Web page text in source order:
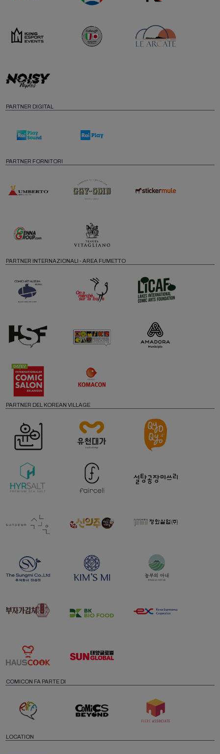
PARTNER DIGITAL
PARTNER FORNITORI
PARTNER INTERNAZIONALI - AREA FUMETTO
PARTNER DEL KOREAN VILLAGE
COMICON FA PARTE DI
LOCATION